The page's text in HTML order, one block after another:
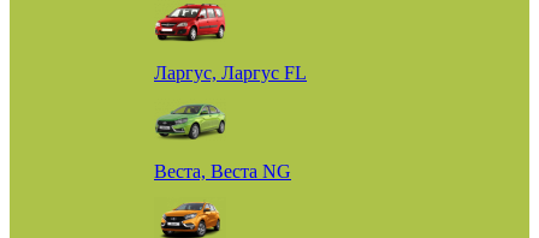
Ларгус, Ларгус FL
Веста, Веста NG